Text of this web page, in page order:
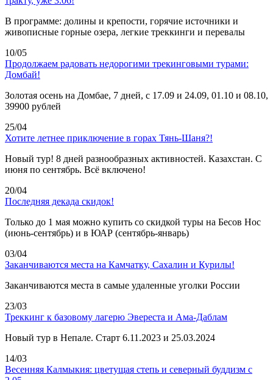
В программе: долины и крепости, горячие источники и
живописные горные озера, легкие треккинги и перевалы
10/05
Продолжаем радовать недорогими трекинговыми турами:
Домбай!
Золотая осень на Домбае, 7 дней, с 17.09 и 24.09, 01.10 и 08.10,
39900 рублей
25/04
Хотите летнее приключение в горах Тянь-Шаня?!
Новый тур! 8 дней разнообразных активностей. Казахстан. С
июня по сентябрь. Всё включено!
20/04
Последняя декада скидок!
Только до 1 мая можно купить со скидкой туры на Бесов Нос
(июнь-сентябрь) и в ЮАР (сентябрь-январь)
03/04
Заканчиваются места на Камчатку, Сахалин и Курилы!
Заканчиваются места в самые удаленные уголки России
23/03
Треккинг к базовому лагерю Эвереста и Ама-Даблам
Новый тур в Непале. Старт 6.11.2023 и 25.03.2024
14/03
Весенняя Калмыкия: цветущая степь и северный буддизм с